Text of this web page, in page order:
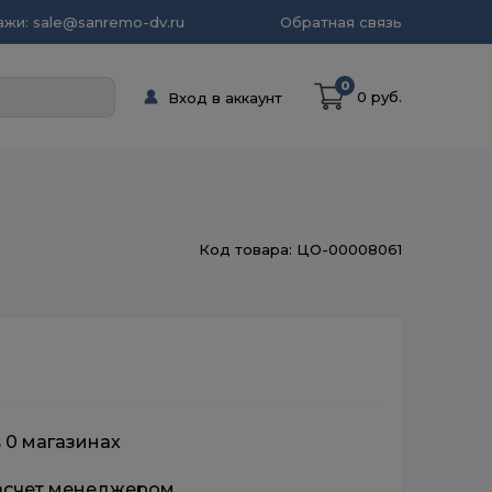
sale@sanremo-dv.ru Обратная связь
Вход в аккаунт
0
0 руб.
Код товара: ЦО-00008061
магазинах